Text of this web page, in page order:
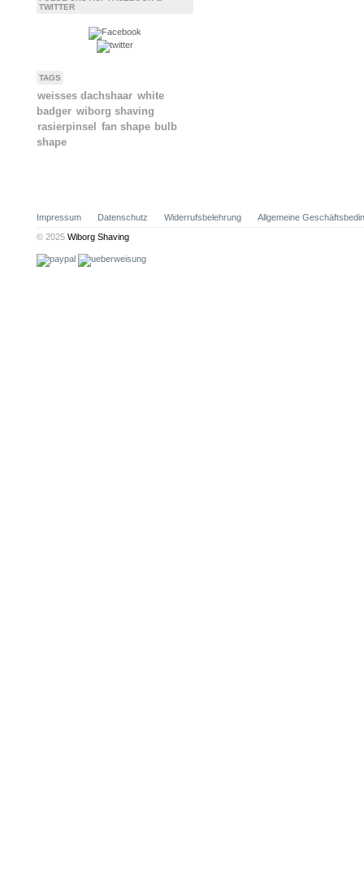
TWITTER
TAGS
weisses dachshaar white
badger wiborg shaving
rasierpinsel
fan shape bulb
shape
Impressum Datenschutz Widerrufsbelehrung
Allgemeine
© 2025 Wiborg Shaving